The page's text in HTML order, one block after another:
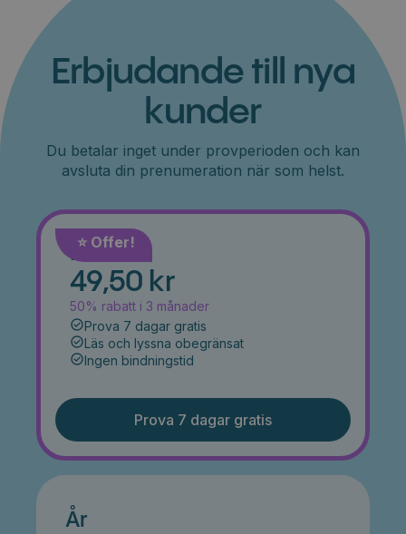
Erbjudande till nya
kunder
Du betalar inget under provperioden och kan
avsluta din prenumeration när som helst.
⭐️ Offer!
Månad
49,50 kr
50% rabatt i 3 månader
Prova 7 dagar gratis
Läs och lyssna obegränsat
Ingen bindningstid
Prova 7 dagar gratis
År